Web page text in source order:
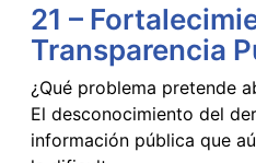
21 –
Transparencia
¿Qué problema pretende
El desconocimiento del
información pública que